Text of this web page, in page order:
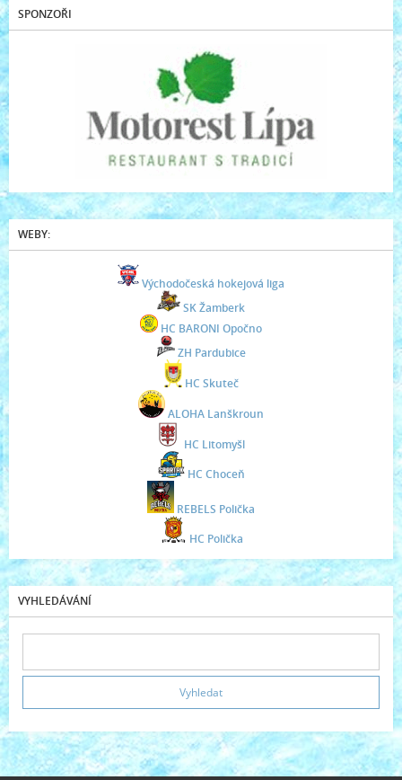
SPONZOŘI
WEBY:
Východočeská hokejová liga
SK Žamberk
HC BARONI Opočno
ZH Pardubice
HC Skuteč
ALOHA Lanškroun
HC Litomyšl
HC Choceň
REBELS Polička
HC Polička
VYHLEDÁVÁNÍ